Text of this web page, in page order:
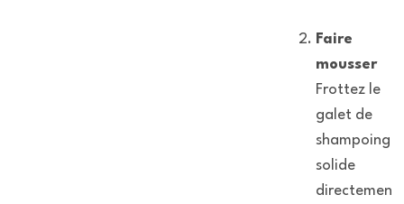
Faire
mousser
Frottez le
galet de
shampoing
solide
directemen